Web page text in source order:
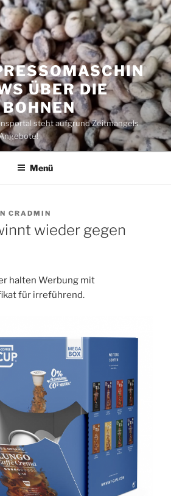
ÜBER DIE
steht aufgrund Zeitmangels
Menü
CRADMIN
wieder gegen
halten Werbung mit
für irreführend.